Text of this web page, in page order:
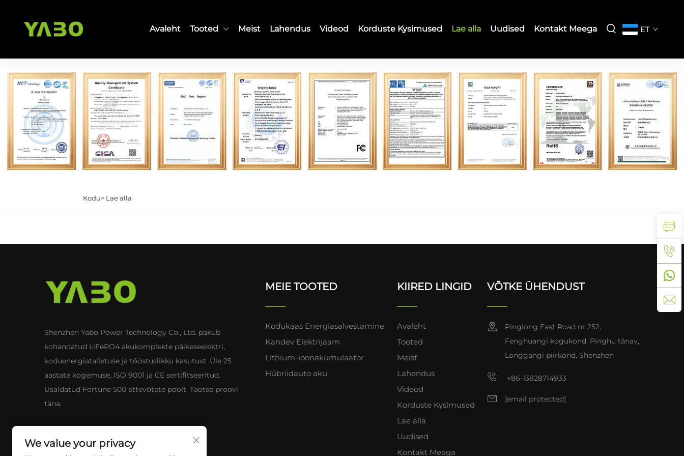
Avaleht Tooted Meist Lahendus Videod Korduste Kysimused Lae alla Uudised Kontakt Meega ET
Kodu> Lae alla
Shenzhen Yabo Power Technology Co., Ltd. pakub
kohandatud LiFePO4 akukomplekte päikeseelektri,
koduenergiatalletuse ja tööstuslikku kasutust. Üle 25
aastate kogemuse, ISO 9001 ja CE sertifitseeritud.
Usaldatud Fortune 500 ettevõtete poolt. Taotse proovi
täna.
MEIE TOOTED
Kodukaas Energiasalvestamine
Kandev Elektrijaam
Lithium-ioonakumulaator
Hübriidauto aku
KIIRED LINGID
Avaleht
Tooted
Meist
Lahendus
Videod
Korduste Kysimused
Lae alla
Uudised
Kontakt Meega
VÕTKE ÜHENDUST
Pinglong East Road nr 252,
Fenghuangi kogukond, Pinghu tänav,
Longgangi piirkond, Shenzhen
+86-13828714933
[email protected]
We value your privacy